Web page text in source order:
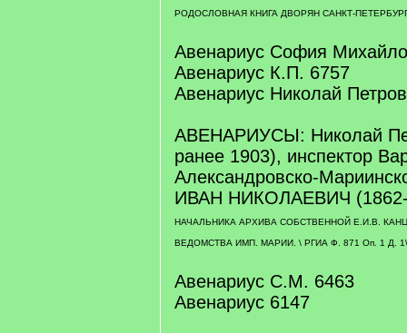
РОДОСЛОВНАЯ КНИГА ДВОРЯН САНКТ-
Авенариус София
Авенариус К.П. 6757
Авенариус Николай
АВЕНАРИУСЫ: Николай
ранее 1903), инспектор
Александровско-
ИВАН НИКОЛАЕВИЧ
НАЧАЛЬНИКА АРХИВА СОБСТВЕННОЙ Е.И.В.
ВЕДОМСТВА ИМП. МАРИИ. \ РГИА Ф. 871 Оп. 1 Д. 1\
Авенариус С.М. 6463
Авенариус 6147